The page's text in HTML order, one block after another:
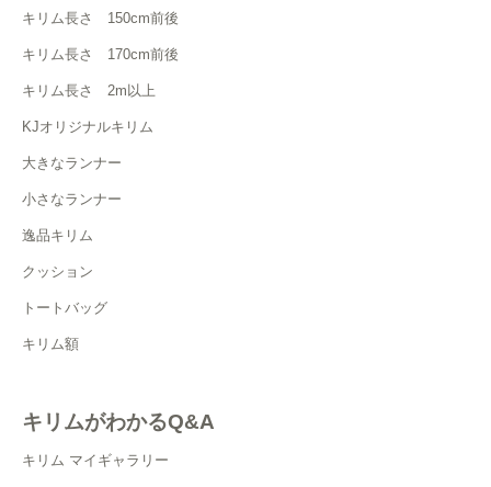
キリム長さ 150cm前後
キリム長さ 170cm前後
キリム長さ 2m以上
KJオリジナルキリム
大きなランナー
小さなランナー
逸品キリム
クッション
トートバッグ
キリム額
キリムがわかるQ&A
キリム マイギャラリー